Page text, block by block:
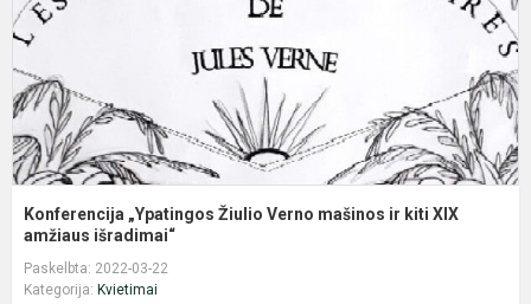
Konferencija „Ypatingos Žiulio Verno mašinos ir kiti XIX
amžiaus išradimai“
Paskelbta: 2022-03-22
Kategorija: Kvietimai